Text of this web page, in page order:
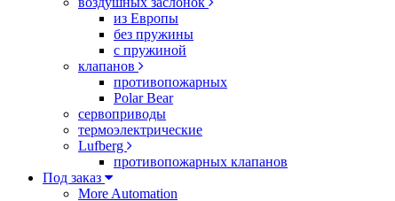
из Европы
без пружины
с пружиной
клапанов
противопожарных
Polar Bear
сервоприводы
термоэлектрические
Lufberg
противопожарных клапанов
Под заказ
More Automation